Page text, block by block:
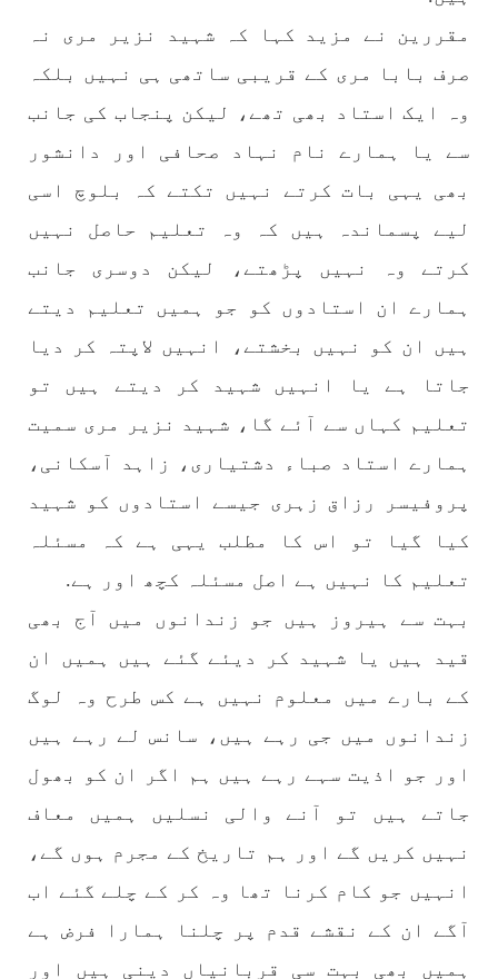
شہید نجمہ بلوچ کو انصاف دلانے کے لئے عالمی
ادارے کردار ادا کریں پاکستانی ریاست قاتل ہے
۔ واجہ صدیق آزاد بلوچ
بلوچستان میں مظالم کے تازہ ترین دردناک
واقعے سے دنیا ضرور چونک گئی ہوگی۔ ضلع آواران
کے علاقے گشکور میں ایک رضاکار خاتون ٹیچر نجمہ
بلوچ نے
SHARE
کہانی یہیں ختم ہوتی ہے۔ حانی بلوچ
تحریر: حانی بلوچ بلوچستان جہاں جبر مسلسل نے
ایک طرف تو بلوچ قوم کے ان سوئے ہوئے یا مطالعہ
پاکستان کے پیروکاروں کو جگایا وہیں آزادی
پسند اور باشعور بلوچ کی مضبوط مزاحمت نے
SHARE
1593 VIEWS جون 3, 2023
مقررین نے مزید کہا کہ شہید نزیر مری نہ
صرف بابا مری کے قریبی ساتھی ہی نہیں بلکہ
وہ ایک استاد بھی تھے، لیکن پنجاب کی جانب
سے یا ہمارے نام نہاد صحافی اور دانشور
بھی یہی بات کرتے نہیں تکتے کہ بلوچ اسی
لیے پسماندہ ہیں کہ وہ تعلیم حاصل نہیں
کرتے وہ نہیں پڑھتے، لیکن دوسری جانب
ہمارے ان استادوں کو جو ہمیں تعلیم دیتے
ہیں ان کو نہیں بخشتے، انہیں لاپتہ کر دیا
جاتا ہے یا انہیں شہید کر دیتے ہیں تو
تعلیم کہاں سے آئے گا، شہید نزیر مری سمیت
ہمارے استاد صباء دشتیاری، زاہد آسکانی،
پروفیسر رزاق زہری جیسے استادوں کو شہید
کیا گیا تو اس کا مطلب یہی ہے کہ مسئلہ
تعلیم کا نہیں ہے اصل مسئلہ کچھ اور ہے.
بہت سے ہیروز ہیں جو زندانوں میں آج بھی
قید ہیں یا شہید کر دیئے گئے ہیں ہمیں ان
کے بارے میں معلوم نہیں ہے کس طرح وہ لوگ
زندانوں میں جی رہے ہیں، سانس لے رہے ہیں
اور جو اذیت سہے رہے ہیں ہم اگر ان کو بھول
جاتے ہیں تو آنے والی نسلیں ہمیں معاف
نہیں کریں گے اور ہم تاریخ کے مجرم ہوں گے،
انہیں جو کام کرنا تھا وہ کر کے چلے گئے اب
آگے ان کے نقشے قدم پر چلنا ہمارا فرض ہے
ہمیں بھی بہت سی قربانیاں دینی ہیں اور